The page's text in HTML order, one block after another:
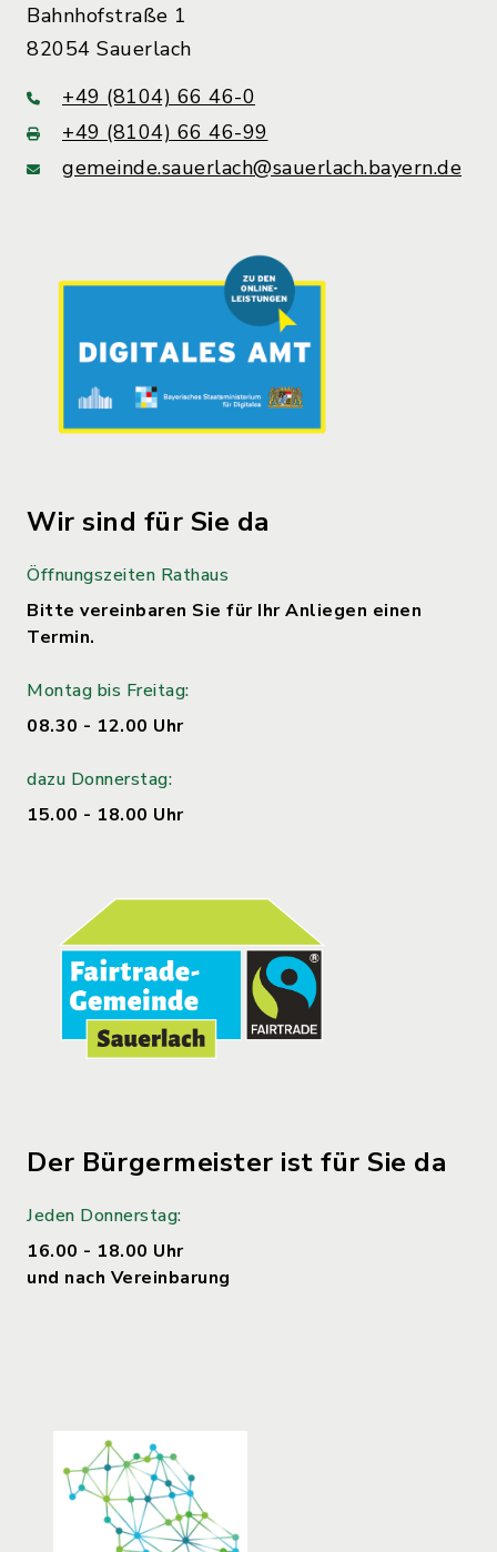
Bahnhofstraße 1
82054 Sauerlach
+49 (8104) 66 46-0
+49 (8104) 66 46-99
gemeinde.sauerlach@sauerlach.bayern.de
Wir sind für Sie da
Öffnungszeiten Rathaus
Bitte vereinbaren Sie für Ihr Anliegen einen
Termin.
Montag bis Freitag:
08.30 - 12.00 Uhr
dazu Donnerstag:
15.00 - 18.00 Uhr
Der Bürgermeister ist für Sie da
Jeden Donnerstag:
16.00 - 18.00 Uhr
und nach Vereinbarung